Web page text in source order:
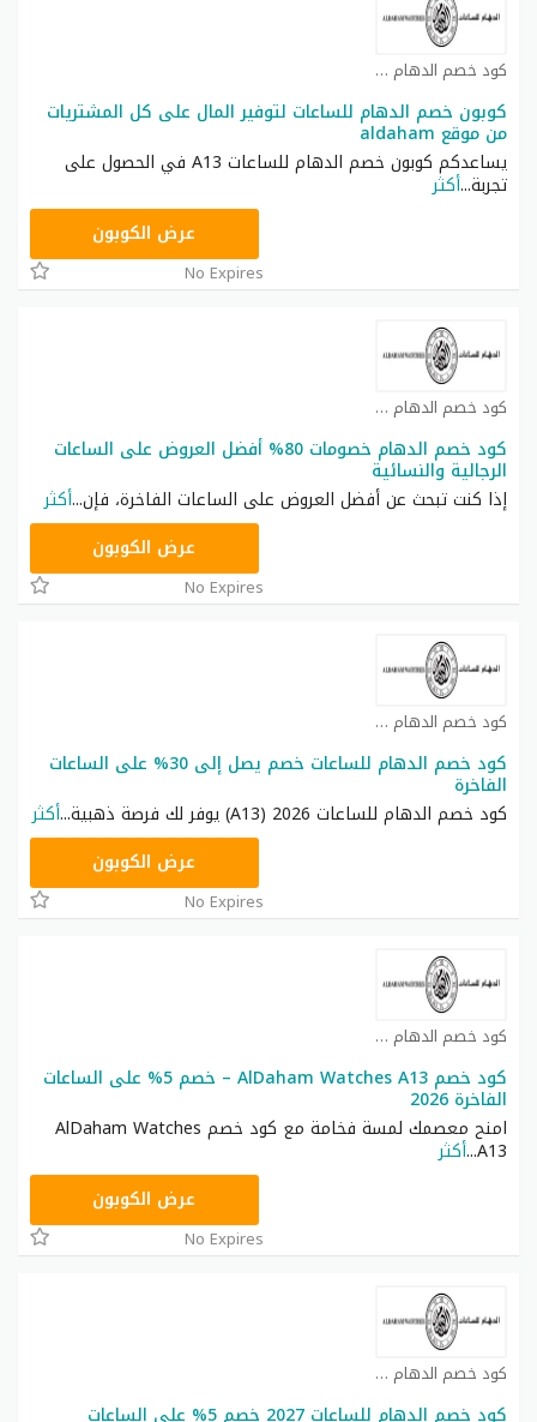
كود خصم الدهام للساعات كوبون
كوبون خصم الدهام للساعات لتوفير المال على كل المشتريات
من موقع aldaham
يساعدكم كوبون خصم الدهام للساعات A13 في الحصول على
تجربة...أكثر
عرض الكوبون
No Expires
كود خصم الدهام للساعات كوبون
كود خصم الدهام خصومات 80% أفضل العروض على الساعات
الرجالية والنسائية
إذا كنت تبحث عن أفضل العروض على الساعات الفاخرة، فإن...أكثر
عرض الكوبون
No Expires
كود خصم الدهام للساعات كوبون
كود خصم الدهام للساعات خصم يصل إلى 30% على الساعات
الفاخرة
كود خصم الدهام للساعات 2026 (A13) يوفر لك فرصة ذهبية
...أكثر
عرض الكوبون
No Expires
كود خصم الدهام للساعات كوبون
كود خصم AlDaham Watches A13 – خصم 5% على الساعات
الفاخرة 2026
امنح معصمك لمسة فخامة مع كود خصم AlDaham Watches
A13
...أكثر
عرض الكوبون
No Expires
كود خصم الدهام للساعات كوبون
كود خصم الدهام للساعات 2027 خصم 5% على الساعات